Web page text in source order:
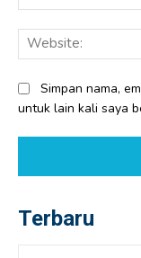
Simpan nama,
untuk lain kali saya
Terbaru